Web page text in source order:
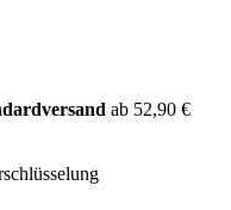
ab 52,90 €